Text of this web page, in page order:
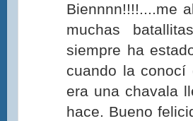
Biennnn!!!!....me
muchas
siempre ha
cuando la
era una chavala
hace. Bueno